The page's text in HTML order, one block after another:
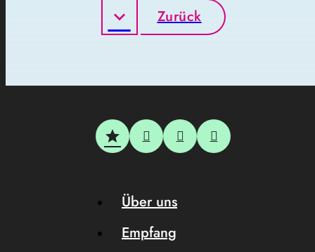
Zurück
Über uns
Empfang